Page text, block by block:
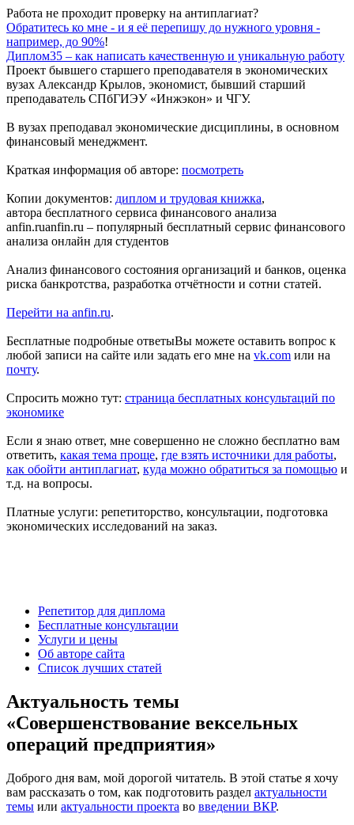
Работа не проходит проверку на антиплагиат?
Обратитесь ко мне - и я её перепишу до нужного уровня -
например, до 90%!
Диплом35 – как написать качественную и уникальную работу
Проект бывшего старшего преподавателя в экономических
вузах Александр Крылов, экономист, бывший старший
преподаватель СПбГИЭУ «Инжэкон» и ЧГУ.
В вузах преподавал экономические дисциплины, в основном
финансовый менеджмент.
Краткая информация об авторе: посмотреть
Копии документов: диплом и трудовая книжка,
автора бесплатного сервиса финансового анализа
anfin.ruanfin.ru – популярный бесплатный сервис финансового
анализа онлайн для студентов
Анализ финансового состояния организаций и банков, оценка
риска банкротства, разработка отчётности и сотни статей.
Перейти на anfin.ru.
Бесплатные подробные ответыВы можете оставить вопрос к
любой записи на сайте или задать его мне на vk.com или на
почту.
Спросить можно тут: страница бесплатных консультаций по
экономике
Если я знаю ответ, мне совершенно не сложно бесплатно вам
ответить, какая тема проще, где взять источники для работы,
как обойти антиплагиат, куда можно обратиться за помощью и
т.д. на вопросы.
Платные услуги: репетиторство, консультации, подготовка
экономических исследований на заказ.
Репетитор для диплома
Бесплатные консультации
Услуги и цены
Об авторе сайта
Список лучших статей
Актуальность темы
«Совершенствование вексельных
операций предприятия»
Доброго дня вам, мой дорогой читатель. В этой статье я хочу
вам рассказать о том, как подготовить раздел актуальности
темы или актуальности проекта во введении ВКР.